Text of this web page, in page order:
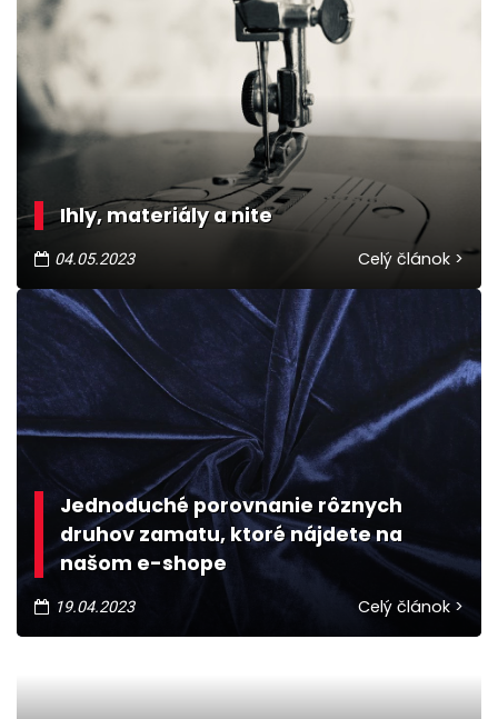
Ihly, materiály a nite
04.05.2023 Celý článok >
Jednoduché porovnanie rôznych
druhov zamatu, ktoré nájdete na
našom e-shope
19.04.2023 Celý článok >